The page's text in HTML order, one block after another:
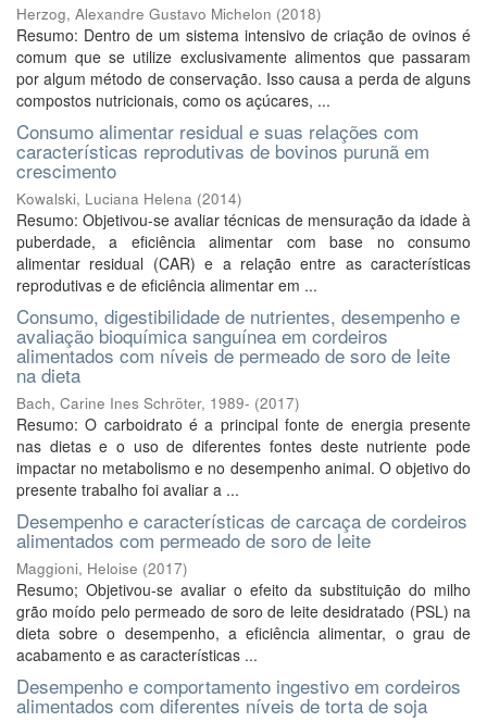
Herzog, Alexandre Gustavo Michelon (2018)
Resumo: Dentro de um sistema intensivo de criação de ovinos é
comum que se utilize exclusivamente alimentos que passaram
por algum método de conservação. Isso causa a perda de alguns
compostos nutricionais, como os açúcares, ...
Consumo alimentar residual e suas relações com
características reprodutivas de bovinos purunã em
crescimento
Kowalski, Luciana Helena (2014)
Resumo: Objetivou-se avaliar técnicas de mensuração da idade à
puberdade, a eficiência alimentar com base no consumo
alimentar residual (CAR) e a relação entre as características
reprodutivas e de eficiência alimentar em ...
Consumo, digestibilidade de nutrientes, desempenho e
avaliação bioquímica sanguínea em cordeiros
alimentados com níveis de permeado de soro de leite
na dieta
Bach, Carine Ines Schröter, 1989- (2017)
Resumo: O carboidrato é a principal fonte de energia presente
nas dietas e o uso de diferentes fontes deste nutriente pode
impactar no metabolismo e no desempenho animal. O objetivo do
presente trabalho foi avaliar a ...
Desempenho e características de carcaça de cordeiros
alimentados com permeado de soro de leite
Maggioni, Heloise (2017)
Resumo; Objetivou-se avaliar o efeito da substituição do milho
grão moído pelo permeado de soro de leite desidratado (PSL) na
dieta sobre o desempenho, a eficiência alimentar, o grau de
acabamento e as características ...
Desempenho e comportamento ingestivo em cordeiros
alimentados com diferentes níveis de torta de soja